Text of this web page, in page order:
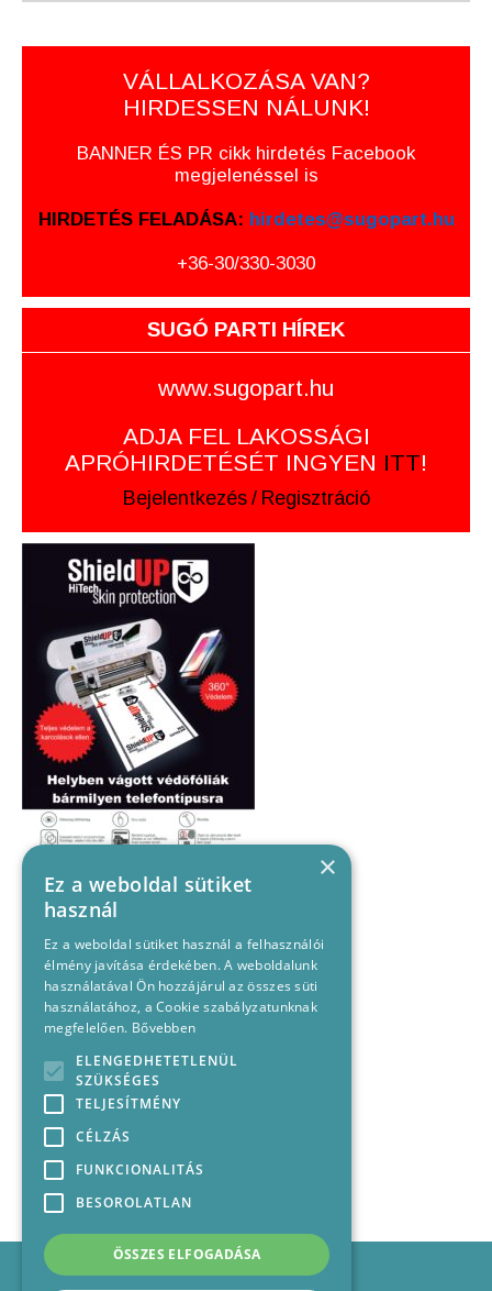
VÁLLALKOZÁSA VAN?
HIRDESSEN NÁLUNK!
BANNER ÉS PR cikk hirdetés Facebook
megjelenéssel is
HIRDETÉS FELADÁSA: hirdetes@sugopart.hu
+36-30/330-3030
SUGÓ PARTI HÍREK
www.sugopart.hu
ADJA FEL LAKOSSÁGI
APRÓHIRDETÉSÉT INGYEN ITT!
Bejelentkezés / Regisztráció
Impresszum
Médiajánlat
×
Ez a weboldal sütiket
használ
Ez a weboldal sütiket használ a felhasználói
élmény javítása érdekében. A weboldalunk
használatával Ön hozzájárul az összes süti
használatához, a Cookie szabályzatunknak
megfelelően. Bővebben
ELENGEDHETETLENÜL
SZÜKSÉGES
TELJESÍTMÉNY
CÉLZÁS
FUNKCIONALITÁS
BESOROLATLAN
ÖSSZES ELFOGADÁSA